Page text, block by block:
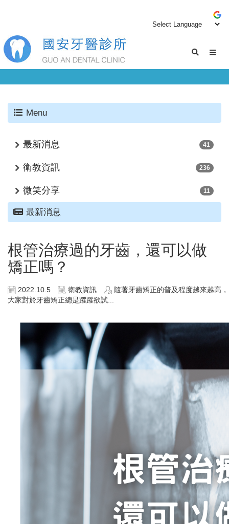
Menu
最新消息 41
衛教資訊 236
微笑分享 11
最新消息
根管治療過的牙齒，還可以做
矯正嗎？
2022.10.5 衛教資訊
隨著牙齒矯正的普及程度越來越高，
大家對於牙齒矯正總是躍躍欲試...